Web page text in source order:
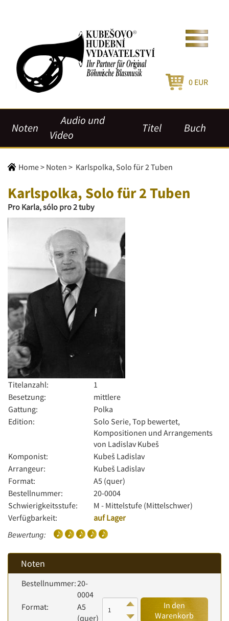
0 EUR
Noten
Audio und
Video
Titel Buch
Home> Noten > Karlspolka, Solo für 2 Tuben
Karlspolka, Solo für 2 Tuben
Pro Karla, sólo pro 2 tuby
Titelanzahl:
1
Besetzung:
mittlere
Gattung:
Polka
Edition:
Solo Serie, Top bewertet,
Kompositionen und Arrangements
von Ladislav Kubeš
Komponist:
Kubeš Ladislav
Arrangeur:
Kubeš Ladislav
Format:
A5 (quer)
Bestellnummer:
20-0004
Schwierigkeitsstufe:
M - Mittelstufe (Mittelschwer)
Verfügbarkeit:
auf Lager
Bewertung:
Noten
Bestellnummer:20-
0004
Format:
A5
(quer)
In den
Warenkorb